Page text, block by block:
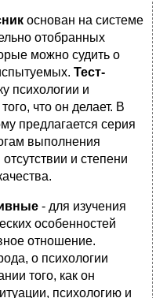
основан на системе
отобранных
можно судить о
Тест-
психологии и
что он делает. В
предлагается серия
выполнения
и степени
- для изучения
особенностей
отношение.
о психологии
того, как он
психологию и